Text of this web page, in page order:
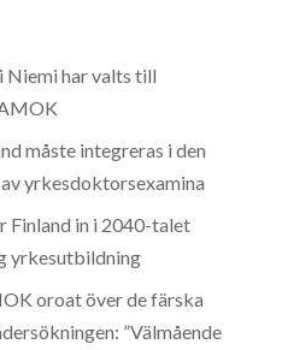
Niemi har valts till
måste integreras i den
yrkesdoktorsexamina
Finland in i 2040-talet
yrkesutbildning
oroat över de färska
”Välmående